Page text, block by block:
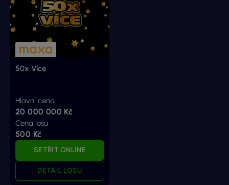
50x Více
Hlavní cena
20 000 000 Kč
Cena losu
500 Kč
SETŘIT ONLINE
DETAIL LOSU